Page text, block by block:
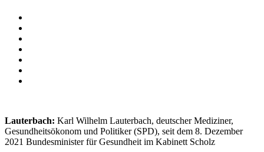
Lauterbach: Karl Wilhelm Lauterbach, deutscher Mediziner,
Gesundheitsökonom und Politiker (SPD), seit dem 8. Dezember
2021 Bundesminister für Gesundheit im Kabinett Scholz